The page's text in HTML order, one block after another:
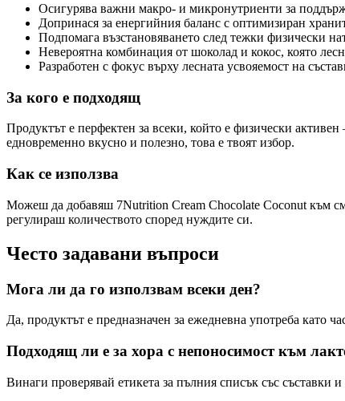
Осигурява важни макро- и микронутриенти за
Допринася за енергийния баланс с оптимизиран
Подпомага възстановяването след тежки физически
Невероятна комбинация от шоколад и кокос, която
Разработен с фокус върху лесната усвояемост на
За кого е подходящ
Продуктът е перфектен за всеки, който е физически
едновременно вкусно и полезно, това е твоят избор.
Как се използва
Можеш да добавяш 7Nutrition Cream Chocolate Coconut към
регулираш количеството според нуждите си.
Често задавани въпроси
Мога ли да го използвам всеки ден?
Да, продуктът е предназначен за ежедневна употреба като
Подходящ ли е за хора с непоносимост към
Винаги проверявай етикета за пълния списък със съставки